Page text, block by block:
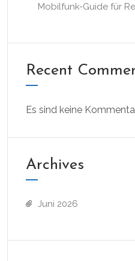
Mobilfunk-Guide für
Recent
Es sind keine
Archives
Juni 2026